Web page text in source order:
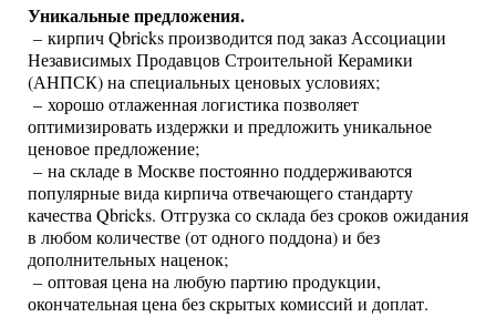
Уникальные предложения.
– кирпич Qbricks производится под заказ Ассоциации
Независимых Продавцов Строительной Керамики
(АНПСК) на специальных ценовых условиях;
– хорошо отлаженная логистика позволяет
оптимизировать издержки и предложить уникальное
ценовое предложение;
– на складе в Москве постоянно поддерживаются
популярные вида кирпича отвечающего стандарту
качества Qbricks. Отгрузка со склада без сроков ожидания
в любом количестве (от одного поддона) и без
дополнительных наценок;
– оптовая цена на любую партию продукции,
окончательная цена без скрытых комиссий и доплат.